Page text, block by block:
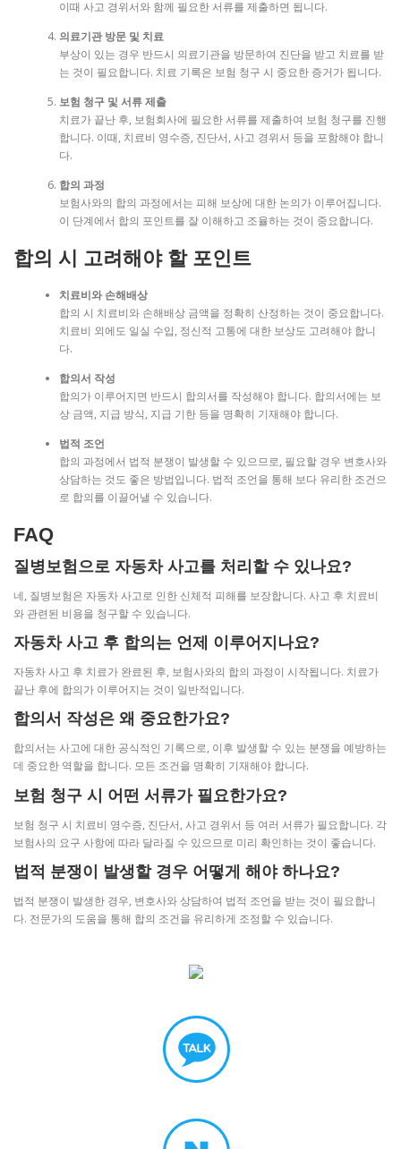
이때 사고 경위서와 함께 필요한 서류를 제출하면 됩니다.
의료기관 방문 및 치료
부상이 있는 경우 반드시 의료기관을 방문하여 진단을 받고 치료를 받
는 것이 필요합니다. 치료 기록은 보험 청구 시 중요한 증거가 됩니다.
보험 청구 및 서류 제출
치료가 끝난 후, 보험회사에 필요한 서류를 제출하여 보험 청구를 진행
합니다. 이때, 치료비 영수증, 진단서, 사고 경위서 등을 포함해야 합니
다.
합의 과정
보험사와의 합의 과정에서는 피해 보상에 대한 논의가 이루어집니다.
이 단계에서 합의 포인트를 잘 이해하고 조율하는 것이 중요합니다.
합의 시 고려해야 할 포인트
치료비와 손해배상
합의 시 치료비와 손해배상 금액을 정확히 산정하는 것이 중요합니다.
치료비 외에도 일실 수입, 정신적 고통에 대한 보상도 고려해야 합니
다.
합의서 작성
합의가 이루어지면 반드시 합의서를 작성해야 합니다. 합의서에는 보
상 금액, 지급 방식, 지급 기한 등을 명확히 기재해야 합니다.
법적 조언
합의 과정에서 법적 분쟁이 발생할 수 있으므로, 필요할 경우 변호사와
상담하는 것도 좋은 방법입니다. 법적 조언을 통해 보다 유리한 조건으
로 합의를 이끌어낼 수 있습니다.
FAQ
질병보험으로 자동차 사고를 처리할 수 있나요?
네, 질병보험은 자동차 사고로 인한 신체적 피해를 보장합니다. 사고 후 치료비
와 관련된 비용을 청구할 수 있습니다.
자동차 사고 후 합의는 언제 이루어지나요?
자동차 사고 후 치료가 완료된 후, 보험사와의 합의 과정이 시작됩니다. 치료가
끝난 후에 합의가 이루어지는 것이 일반적입니다.
합의서 작성은 왜 중요한가요?
합의서는 사고에 대한 공식적인 기록으로, 이후 발생할 수 있는 분쟁을 예방하는
데 중요한 역할을 합니다. 모든 조건을 명확히 기재해야 합니다.
보험 청구 시 어떤 서류가 필요한가요?
보험 청구 시 치료비 영수증, 진단서, 사고 경위서 등 여러 서류가 필요합니다. 각
보험사의 요구 사항에 따라 달라질 수 있으므로 미리 확인하는 것이 좋습니다.
법적 분쟁이 발생할 경우 어떻게 해야 하나요?
법적 분쟁이 발생한 경우, 변호사와 상담하여 법적 조언을 받는 것이 필요합니
다. 전문가의 도움을 통해 합의 조건을 유리하게 조정할 수 있습니다.